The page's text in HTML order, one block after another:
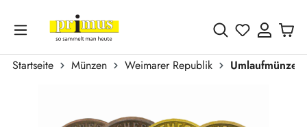
Zum Hauptinhalt springen
Du hast 0
Startseite Münzen Weimarer Republik
Umlaufmünzen